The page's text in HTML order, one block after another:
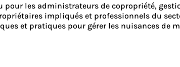
pour les administrateurs de copropriété,
impliqués et professionnels du
et pratiques pour gérer les nuisances de